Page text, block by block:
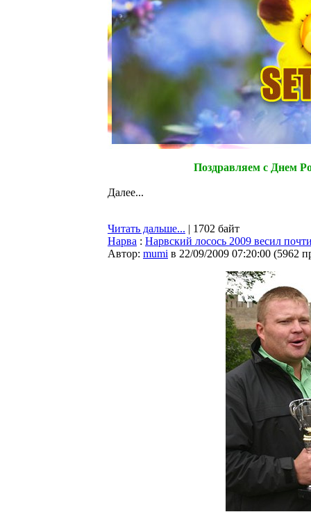
Поздравляем с Днем
Далее...
Читать дальше... | 1702 байт
Нарва : Нарвский лосось 2009 весил
Автор: mumi в 22/09/2009 07:20:00 (5962